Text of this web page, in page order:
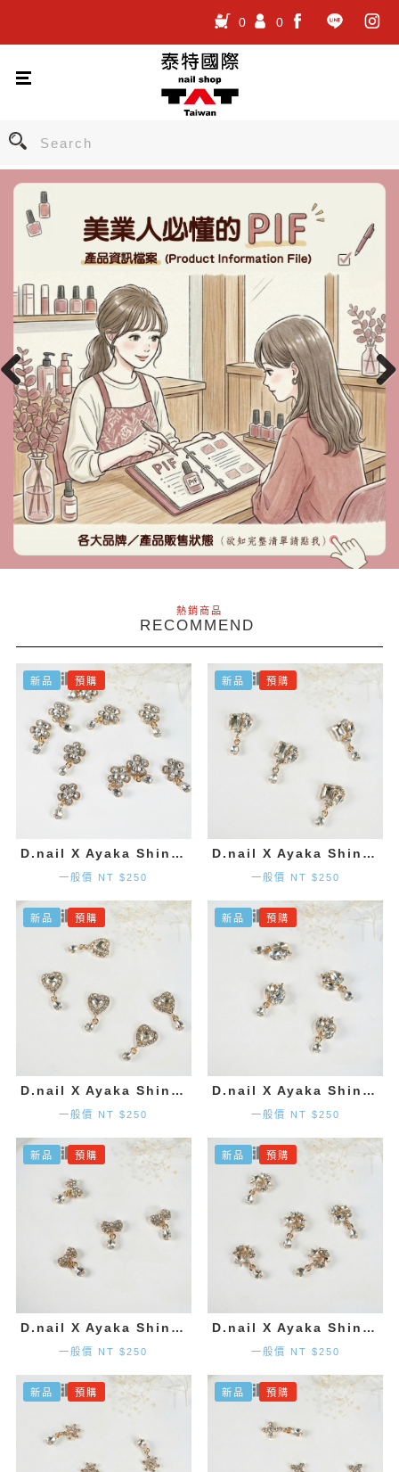
0
0
Previous Next
熱銷商品
RECOMMEND
新品 預購
D.nail X Ayaka Shinohara 花朵墜飾-金色 (2入)
一般價 NT $250
新品 預購
D.nail X Ayaka Shinohara 造型墜飾-金色 (2入)
一般價 NT $250
新品 預購
D.nail X Ayaka Shinohara 愛心墜飾-金色 (2入)
一般價 NT $250
新品 預購
D.nail X Ayaka Shinohara 造型墜飾-金色 (2入)
一般價 NT $250
新品 預購
D.nail X Ayaka Shinohara 領結墜飾-金色 (2入)
一般價 NT $250
新品 預購
D.nail X Ayaka Shinohara 星星墜飾-金色 (2入)
一般價 NT $250
新品 預購 新品 預購